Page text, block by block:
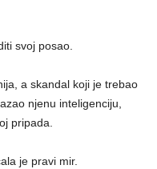
svoj posao.
a skandal koji je trebao
njenu inteligenciju,
pripada.
je pravi mir.